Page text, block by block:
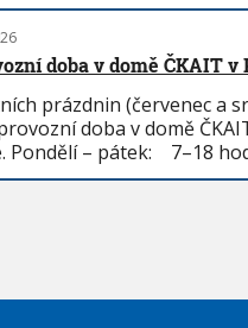
doba v domě ČKAIT v
prázdnin (červenec a
doba v domě
Pondělí – pátek: 7–18